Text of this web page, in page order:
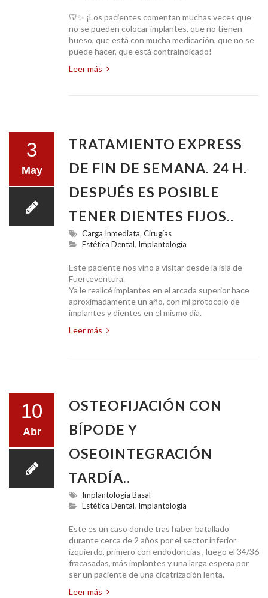
🦷✨ ¡Los pacientes comentan muchas veces que
no se pueden colocar implantes, que no tienen
hueso, que está con mucha medicación, que no se
puede hacer, que está contraindicado!
Leer más
3
May
TRATAMIENTO EXPRESS
DE FIN DE SEMANA. 24 H.
DESPUÉS ES POSIBLE
TENER DIENTES FIJOS..
Carga Inmediata, Cirugías
Estética Dental, Implantología
Este paciente nos vino a visitar desde la isla de
Fuerteventura.
Ya le realicé implantes en el arcada superior hace
aproximadamente un año, con mi protocolo de
implantes y dientes en el mismo día.
Leer más
10
Abr
OSTEOFIJACIÓN CON
BÍPODE Y
OSEOINTEGRACIÓN
TARDÍA..
Implantología Basal
Estética Dental, Implantología
Este es un caso donde tras haber batallado
durante cerca de 2 años por el sector inferior
izquierdo, primero con endodoncias , luego el 34/36
fracasadas, más implantes y una larga espera por
ser un paciente de una cicatrización lenta.
Leer más